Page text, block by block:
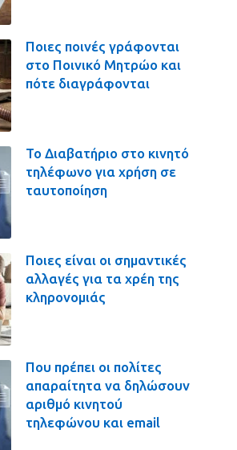
Ποιες ποινές γράφονται
στο Ποινικό Μητρώο και
πότε διαγράφονται
Το Διαβατήριο στο κινητό
τηλέφωνο για χρήση σε
ταυτοποίηση
Ποιες είναι οι σημαντικές
αλλαγές για τα χρέη της
κληρονομιάς
Που πρέπει οι πολίτες
απαραίτητα να δηλώσουν
αριθμό κινητού
τηλεφώνου και email